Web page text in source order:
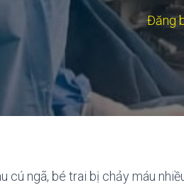
Đăng
cú ngã, bé trai bị chảy máu